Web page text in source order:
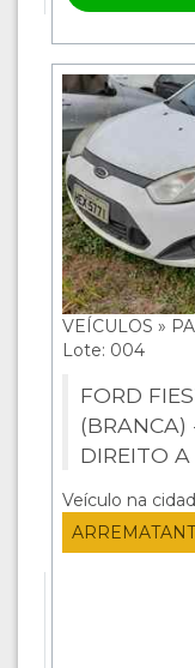
VEÍCULOS »
Lote: 004
FORD
(BRANCA)
DIREITO
Veículo na